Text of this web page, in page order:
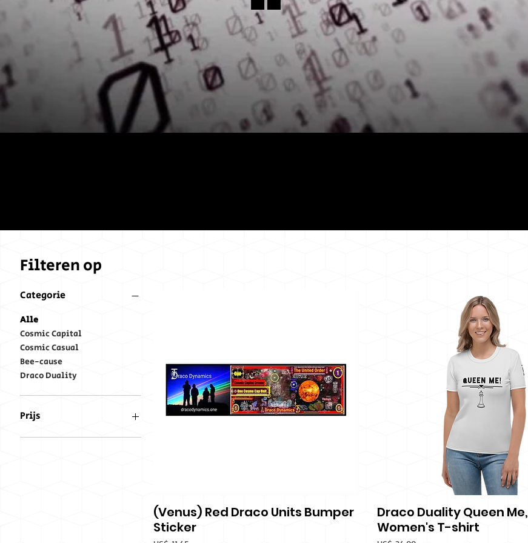
Filteren op
Categorie
Alle
Cosmic Capital
Cosmic Casual
Bee-cause
Draco Duality
Prijs
Snel overzicht
(Venus) Red Draco Units Bumper
Sticker
Snel overzicht
Draco Duality Queen Me,
Women's T-shirt